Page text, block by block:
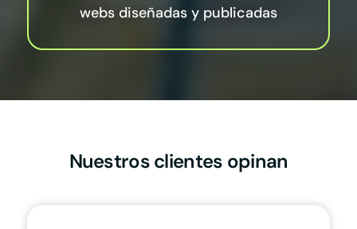
webs diseñadas y publicadas
Nuestros clientes opinan